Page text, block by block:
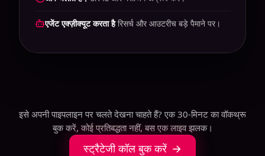
आप अप्रूव करते हैं एक साप्ताहिक डाइजेस्ट से।
इसे अपनी पाइपलाइन पर चलते देखना चाहते हैं? एक 30-मिनट का वॉकथ्रू
बुक करें, कोई प्रतिबद्धता नहीं, बस एक लाइव झलक।
स्ट्रैटेजी कॉल बुक करें